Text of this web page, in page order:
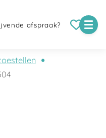
afspraak?